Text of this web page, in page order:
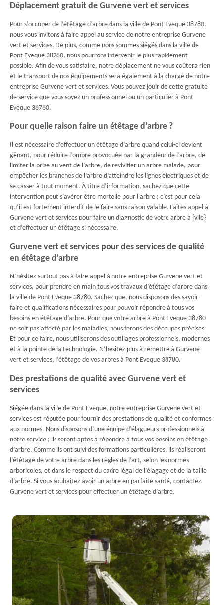
Déplacement gratuit de Gurvene vert et services
Pour s’occuper de l’étêtage d’arbre dans la ville de Pont Eveque 38780,
nous vous invitons à faire appel au service de notre entreprise Gurvene
vert et services. De plus, comme nous sommes siégés dans la ville de
Pont Eveque 38780, nous pourrons intervenir le plus rapidement
possible. Afin de vous satisfaire, notre déplacement ne vous coûtera rien
et le transport de nos équipements sera également à la charge de notre
entreprise Gurvene vert et services. Vous pouvez jouir de cette gratuité
de service que vous soyez un professionnel ou un particulier à Pont
Eveque 38780.
Pour quelle raison faire un étêtage d’arbre ?
Il est nécessaire d’effectuer un étêtage d’arbre quand celui-ci devient
gênant, pour réduire l’ombre provoquée par la grandeur de l’arbre, de
limiter la prise au vent de l’arbre, de revivifier un arbre malade, pour
empêcher les branches de l’arbre d’atteindre les lignes électriques et de
se casser à tout moment. À titre d’information, sachez que cette
intervention peut s’avérer être mortelle pour l'arbre ; c’est pour cela
qu’il est fortement interdit de le faire sans raison valable. Faites appel à
Gurvene vert et services pour faire un diagnostic de votre arbre à {vile}
et d’effectuer un étêtage si nécessaire.
Gurvene vert et services pour des services de qualité
en étêtage d’arbre
N’hésitez surtout pas à faire appel à notre entreprise Gurvene vert et
services, pour prendre en main tous vos travaux d’étêtage d’arbre dans
la ville de Pont Eveque 38780. Sachez que, nous disposons des savoir-
faire et qualifications nécessaires pour pouvoir répondre à tous vos
besoins en étêtage d’arbre. Pour que votre arbre à Pont Eveque 38780
ne soit pas affecté par les maladies, nous ferons des découpes précises.
Et pour ce faire, nous utiliserons des outillages professionnels, modernes
et à la pointe de la technologie. N’hésitez plus à remettre à Gurvene
vert et services, l’étêtage de vos arbres à Pont Eveque 38780.
Des prestations de qualité avec Gurvene vert et
services
Siégée dans la ville de Pont Eveque, notre entreprise Gurvene vert et
services est réputée pour fournir des prestations de qualité et conformes
aux normes. Nous disposons d’une équipe d’élagueurs professionnels à
notre service ; ils seront aptes à répondre à tous vos besoins en étêtage
d’arbre. Comme ils ont suivi des formations particulières, ils réaliseront
l’étêtage de votre arbre dans les règles de l’art, selon les normes
arboricoles, et dans le respect du cadre légal de l’élagage et de la taille
d’arbre. Si vous souhaitez avoir un arbre en parfaite santé, contactez
Gurvene vert et services pour effectuer un étêtage d’arbre.